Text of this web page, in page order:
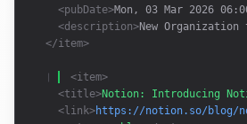
<pubDate>Mon, 03 Mar 2026
<description>New
</item>
❘
<item>
<title>Notion: Introducing
<link>https://notion.so/blog/